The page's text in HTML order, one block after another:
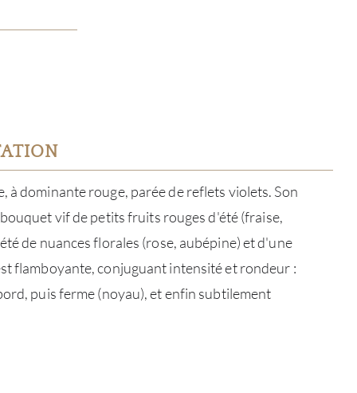
à dominante rouge, parée de reflets violets. Son
vif de petits fruits rouges d'été (fraise,
de nuances florales (rose, aubépine) et d'une
flamboyante, conjuguant intensité et rondeur :
puis ferme (noyau), et enfin subtilement